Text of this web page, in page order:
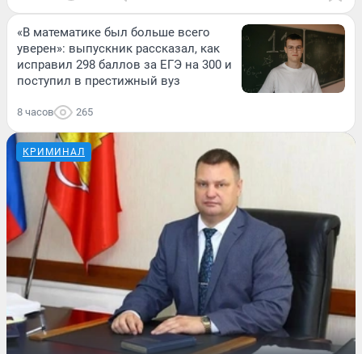
«В математике был больше всего
уверен»: выпускник рассказал, как
исправил 298 баллов за ЕГЭ на 300 и
поступил в престижный вуз
8 часов 265
КРИМИНАЛ